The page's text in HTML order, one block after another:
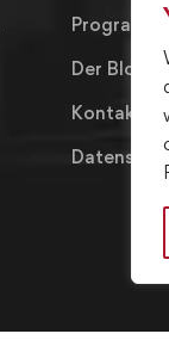
Der Blog
Kontakt